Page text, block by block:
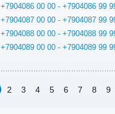
+7904086 00 00 - +7904086 99
+7904087 00 00 - +7904087 99
+7904088 00 00 - +7904088 99
+7904089 00 00 - +7904089 99
2 3 4 5 6 7 8 9